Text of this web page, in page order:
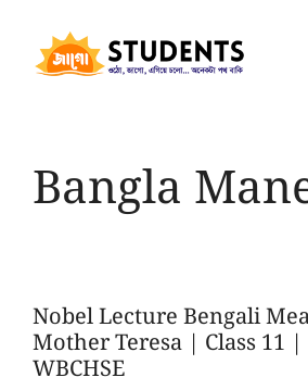
Bangla
Nobel Lecture Bengali
Mother Teresa | Class 11
WBCHSE